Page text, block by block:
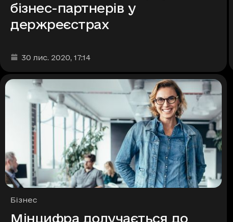
бізнес-партнерів у
держреєстрах
Дата та час публікації
30 лис. 2020, 17:14
Рубрики
Бізнес
Мінцифра долучається до